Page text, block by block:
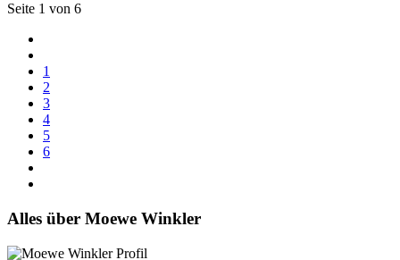
Seite 1 von 6
1
2
3
4
5
6
Alles über Moewe Winkler